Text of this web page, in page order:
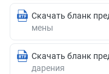
Скачать бланк
мены
Скачать бланк
дарения